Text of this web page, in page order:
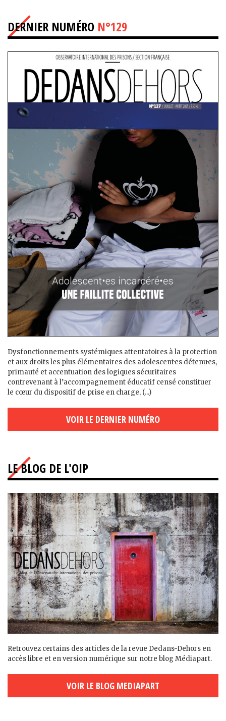
DERNIER NUMÉRO N°129
Dysfonctionnements systémiques attentatoires à la protection
et aux droits les plus élémentaires des adolescent·es détenu·es,
primauté et accentuation des logiques sécuritaires
contrevenant à l’accompagnement éducatif censé constituer
le cœur du dispositif de prise en charge, (...)
VOIR LE DERNIER NUMÉRO
LE BLOG DE L'OIP
Retrouvez certains des articles de la revue Dedans-Dehors en
accès libre et en version numérique sur notre blog Médiapart.
VOIR LE BLOG MEDIAPART